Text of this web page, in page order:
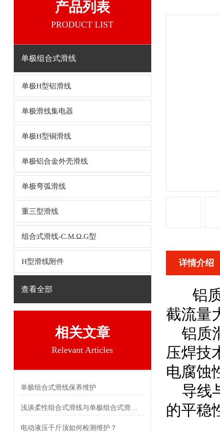
产品列表
PRODUCT LIST
单极组合式滑线
单极H型铝滑线
单极滑线集电器
单极H型铜滑线
单极铝合金外壳滑线
单极弯弧滑线
重三型滑线
组合式滑线-C.M.Ω.G型
H型滑线附件
查看全部
相关文章
Relevant Articles
单极组合式滑线保养维护
电动液压千斤顶如何检测维护？
详情介绍
铝
截流量
铝质
压焊技
电腐蚀
导线
的平稳